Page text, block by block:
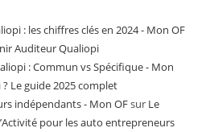
: les chiffres clés en 2024 - Mon OF
Auditeur Qualiopi
: Commun vs Spécifique - Mon
Le guide 2025 complet
indépendants - Mon OFsur Le
pour les auto entrepreneurs